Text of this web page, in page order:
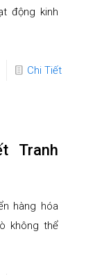
động kinh
Chi Tiết
Tranh
hàng hóa
không thể